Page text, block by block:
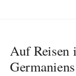
Auf Reisen